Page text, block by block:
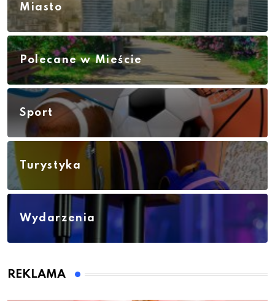
Miasto
Polecane w Mieście
Sport
Turystyka
Wydarzenia
REKLAMA